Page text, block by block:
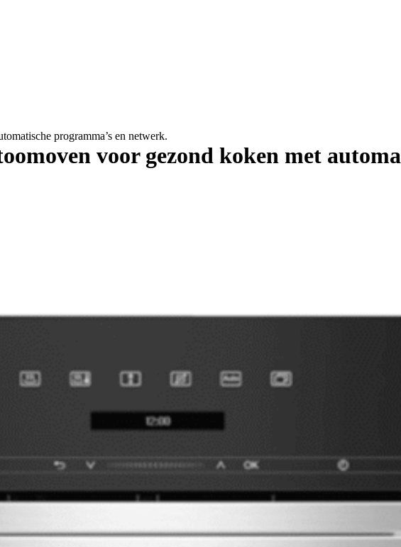
programma’s en netwerk.
voor gezond koken met